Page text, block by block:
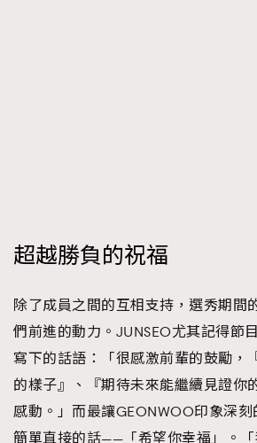
超越勝負的祝福
除了成員之間的互相支持，選秀期間
們前進的動力。JUNSEO尤其記得節
寫下的話語：「很感激前輩的鼓勵，
的樣子』、『期待未來能繼續見證你
感動。」而最讓GEONWOO印象深
簡單直接的話——「希望你幸福」。